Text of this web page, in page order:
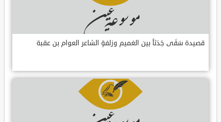
قصيدة سَقَى جَدَثاً بين الغميم وزلفةٍ الشاعر العوام بن عقبة